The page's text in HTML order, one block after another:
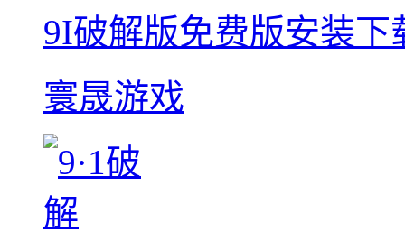
9I破解版免费版安装下
寰晟游戏